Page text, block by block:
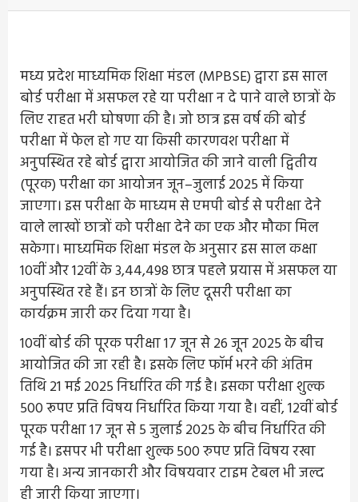
मध्य प्रदेश माध्यमिक शिक्षा मंडल (MPBSE) द्वारा इस साल
बोर्ड परीक्षा में असफल रहे या परीक्षा न दे पाने वाले छात्रों के
लिए राहत भरी घोषणा की है। जो छात्र इस वर्ष की बोर्ड
परीक्षा में फेल हो गए या किसी कारणवश परीक्षा में
अनुपस्थित रहे बोर्ड द्वारा आयोजित की जाने वाली द्वितीय
(पूरक) परीक्षा का आयोजन जून–जुलाई 2025 में किया
जाएगा। इस परीक्षा के माध्यम से एमपी बोर्ड से परीक्षा देने
वाले लाखों छात्रों को परीक्षा देने का एक और मौका मिल
सकेगा। माध्यमिक शिक्षा मंडल के अनुसार इस साल कक्षा
10वीं और 12वीं के 3,44,498 छात्र पहले प्रयास में असफल या
अनुपस्थित रहे हैं। इन छात्रों के लिए दूसरी परीक्षा का
कार्यक्रम जारी कर दिया गया है।
10वीं बोर्ड की पूरक परीक्षा 17 जून से 26 जून 2025 के बीच
आयोजित की जा रही है। इसके लिए फॉर्म भरने की अंतिम
तिथि 21 मई 2025 निर्धारित की गई है। इसका परीक्षा शुल्क
500 रूपए प्रति विषय निर्धारित किया गया है। वहीं, 12वीं बोर्ड
पूरक परीक्षा 17 जून से 5 जुलाई 2025 के बीच निर्धारित की
गई है। इसपर भी परीक्षा शुल्क 500 रुपए प्रति विषय रखा
गया है। अन्य जानकारी और विषयवार टाइम टेबल भी जल्द
ही जारी किया जाएगा।